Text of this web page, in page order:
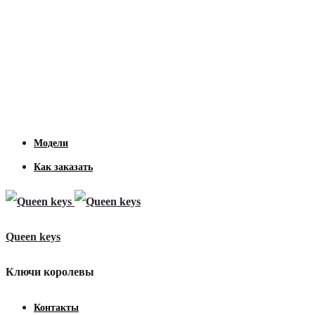
Модели
Как заказать
Queen keys
Ключи королевы
Контакты